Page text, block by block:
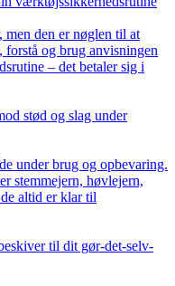
men den er nøglen til at
og brug anvisningen
– det betaler sig i
stød og slag under
under brug og opbevaring.
stemmejern, høvlejern,
altid er klar til
til dit gør-det-selv-